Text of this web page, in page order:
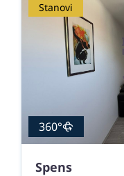
Stanovi
360°
Spens